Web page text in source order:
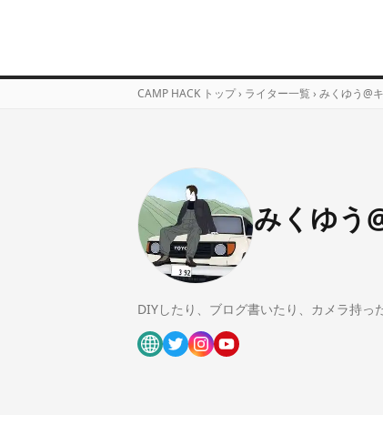
CAMP HACK トップ › ライター一覧 › みくゆう@
みくゆう
DIYしたり、ブログ書いたり、カメラ持